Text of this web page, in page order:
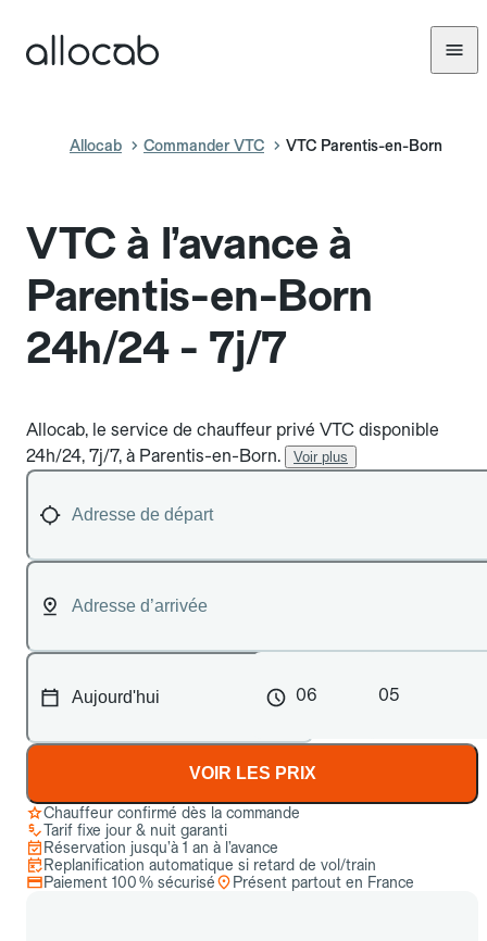
Allocab Commander VTC VTC Parentis-en-Born
VTC à l’avance à
Parentis-en-Born
24h/24 - 7j/7
Allocab, le service de chauffeur privé VTC disponible
24h/24, 7j/7, à Parentis-en-Born.
Voir plus
06 05
VOIR LES PRIX
Chauffeur confirmé dès la commande
Tarif fixe jour & nuit garanti
Réservation jusqu’à 1 an à l’avance
Replanification automatique si retard de vol/train
Paiement 100 % sécurisé
Présent partout en France